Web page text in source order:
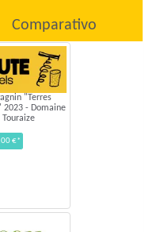
Comparativo
"Terres
2023 - Domaine
Touraize
€*